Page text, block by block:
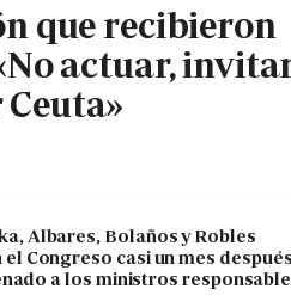
que recibieron
actuar,
Albares, Bolaños y Robles
Congreso casi un mes
a los ministros